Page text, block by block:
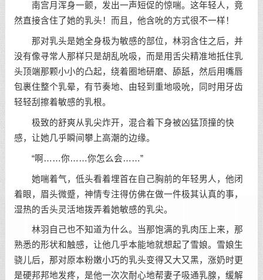
南宫月浑身一颤，发出一声短促的惊喘。这年轻人，竟
然直接含住了她的乳头！而且，他含吮的方式很不一样！
那对乳头是她全身极为敏感的部位，林羽含住之后，并
没有像寻常人那样只是胡乱吮吸，而是用舌尖精准地抵住乳
头顶端那颗小小的凸起，绕着圈地研磨、舔舐，然后用嘴唇
包裹住整个乳晕，有节奏地、由轻到重地吸吮，同时用牙齿
轻轻刮擦着敏感的乳根。
极致的舒爽从乳尖炸开，混合着下身被凶猛顶撞的快
感，让她几乎瞬间攀上高潮的边缘。
“啊……你……你怎么会……”
她喘着气，低头看着埋首在自己胸前的年轻男人，他闭
着眼，眉头微蹙，神情专注得仿佛在做一件极其认真的事，
湿热的舌头灵活地拨弄着她敏感的乳尖。
林羽自己也不知道为什么。当那饱满的乳肉压上来，那
熟悉的形状和触感，让他几乎本能地就想起了雪娘。雪娘生
骁儿后，那对原本粉嫩小巧的乳头变得又大又黑，涨奶时更
是硬邦邦地发疼，是他一次次耐心地帮妻子吸通乳腺，缓解